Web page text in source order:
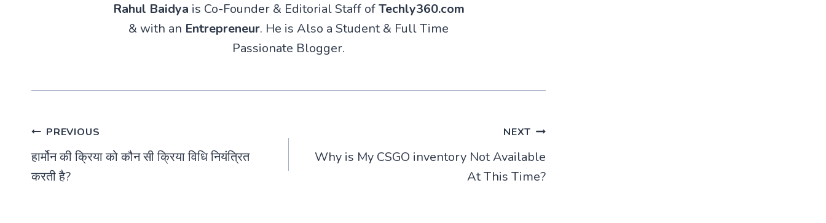
Rahul Baidya is Co-Founder & Editorial Staff ofTechly360.com
& with an Entrepreneur. He is Also a Student & Full Time
Passionate Blogger.
Post
navigation
PREVIOUS
हार्मोन की क्रिया को कौन सी क्रिया विधि नियंत्रित
करती है?
NEXT
Why is My CSGO inventory Not Available
At This Time?